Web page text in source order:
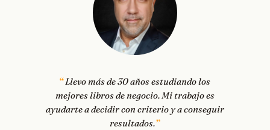
Llevo más de 30 años estudiando los
mejores libros de negocio. Mi trabajo es
ayudarte a decidir con criterio y a conseguir
resultados.